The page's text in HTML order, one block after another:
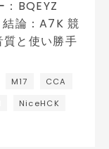
M17
CCA
NiceHCK